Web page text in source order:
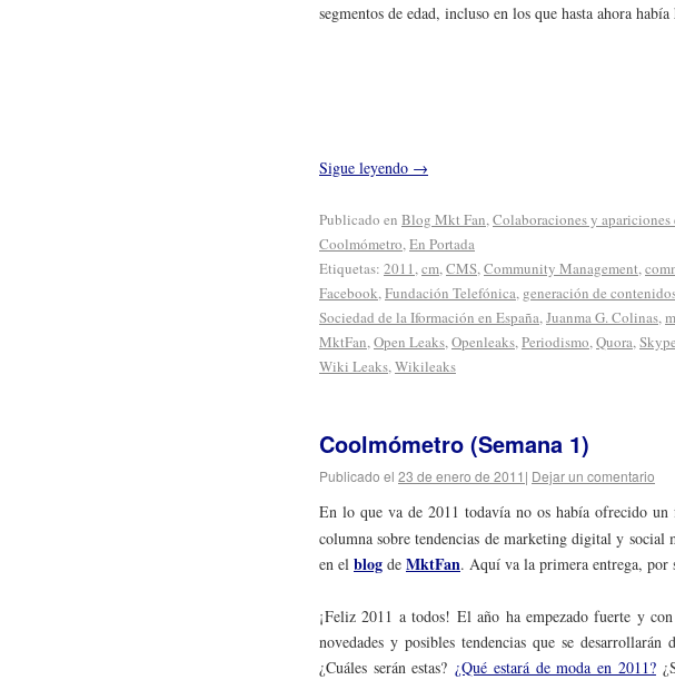
segmentos de edad, incluso en los que hasta ahora
Sigue leyendo →
Publicado en Blog Mkt Fan,Colaboraciones y apariciones
Coolmómetro,En Portada
Etiquetas: 2011,cm,CMS,Community Management,
Facebook,Fundación Telefónica, generación de
Sociedad de la Iformación en España,Juanma G. Colinas,
MktFan,Open Leaks,Openleaks,Periodismo,Quora,Skype
Wiki Leaks,Wikileaks
Coolmómetro (Semana 1)
Publicado el 23 de enero de 2011 | Dejar un comentario
En lo que va de 2011 todavía no os había ofrecido
columna sobre tendencias de marketing digital y social
en el blog de MktFan. Aquí va la primera entrega, por
¡Feliz 2011 a todos! El año ha empezado fuerte y
novedades y posibles tendencias que se desarrollarán
¿Cuáles serán estas?¿Qué estará de moda en 2011?